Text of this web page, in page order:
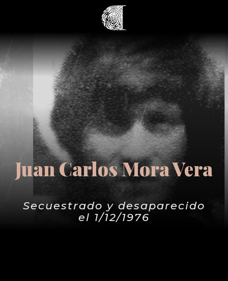
Juan Carlos Mora Vera
Secuestrado y desaparecido
el 1/12/1976